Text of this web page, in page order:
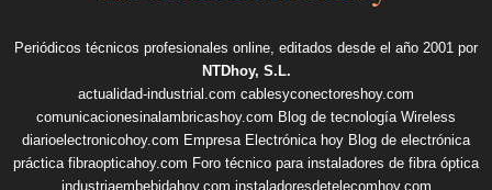
Periódicos técnicos profesionales online, editados desde el año 2001 por
NTDhoy, S.L.
actualidad-industrial.com cablesyconectoreshoy.com
comunicacionesinalambricashoy.com Blog de tecnología Wireless
diarioelectronicohoy.com Empresa Electrónica hoy Blog de electrónica
práctica fibraopticahoy.com Foro técnico para instaladores de fibra óptica
industriaembebidahoy.com instaladoresdetelecomhoy.com